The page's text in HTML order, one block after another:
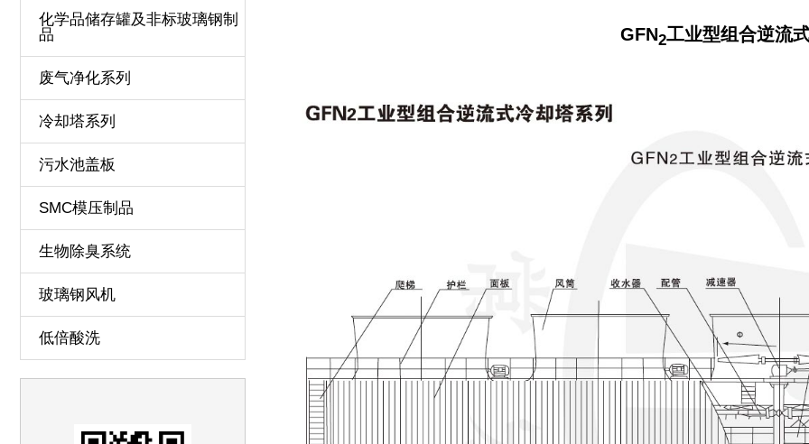
化学品储存罐及非标玻璃钢制
品
废气净化系列
冷却塔系列
污水池盖板
SMC模压制品
生物除臭系统
玻璃钢风机
低倍酸洗
GFN2工业型组合逆流